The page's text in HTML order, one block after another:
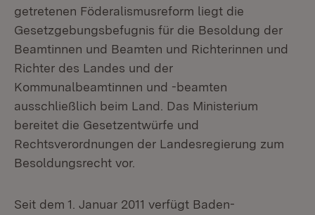
getretenen Föderalismusreform liegt die
Gesetzgebungsbefugnis für die Besoldung der
Beamtinnen und Beamten und Richterinnen und
Richter des Landes und der
Kommunalbeamtinnen und -beamten
ausschließlich beim Land. Das Ministerium
bereitet die Gesetzentwürfe und
Rechtsverordnungen der Landesregierung zum
Besoldungsrecht vor.
Seit dem 1. Januar 2011 verfügt Baden-